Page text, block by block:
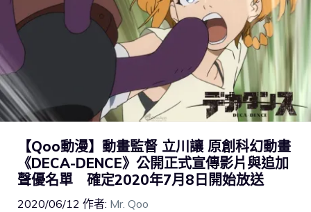
【Qoo動漫】動畫監督 立川讓 原創科幻動畫
《DECA-DENCE》公開正式宣傳影片與追加
聲優名單 確定2020年7月8日開始放送
2020/06/12 作者: Mr. Qoo